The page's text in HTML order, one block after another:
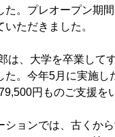
た。プレオープン期
ただきました。
は、大学を卒業して
た。今年5月に実施
円ものご支援を
ョンでは、古くか